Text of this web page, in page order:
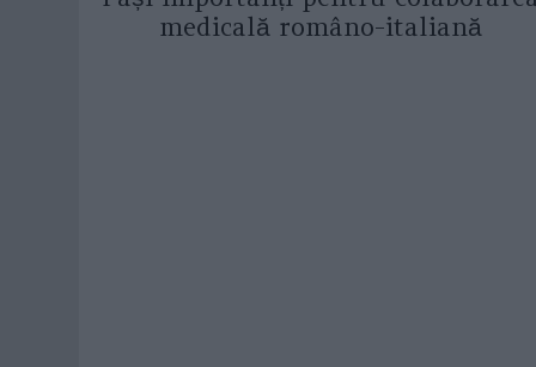
medicală româno-italiană